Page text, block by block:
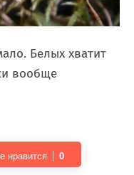
Белых хватит
вообще
нравится 0